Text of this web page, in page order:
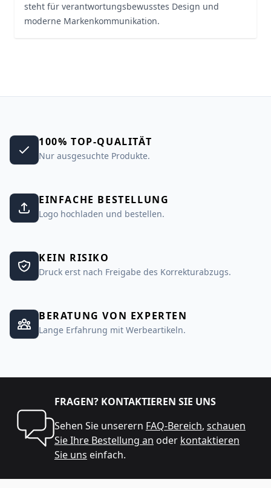
steht für verantwortungsbewusstes Design und
moderne Markenkommunikation.
100% TOP-QUALITÄT
Nur ausgesuchte Produkte.
EINFACHE BESTELLUNG
Logo hochladen und bestellen.
KEIN RISIKO
Druck erst nach Freigabe des Korrekturabzugs.
BERATUNG VON EXPERTEN
Lange Erfahrung mit Werbeartikeln.
FRAGEN? KONTAKTIEREN SIE UNS
Sehen Sie unserern FAQ-Bereich, schauen
Sie Ihre Bestellung an oder kontaktieren
Sie uns einfach.